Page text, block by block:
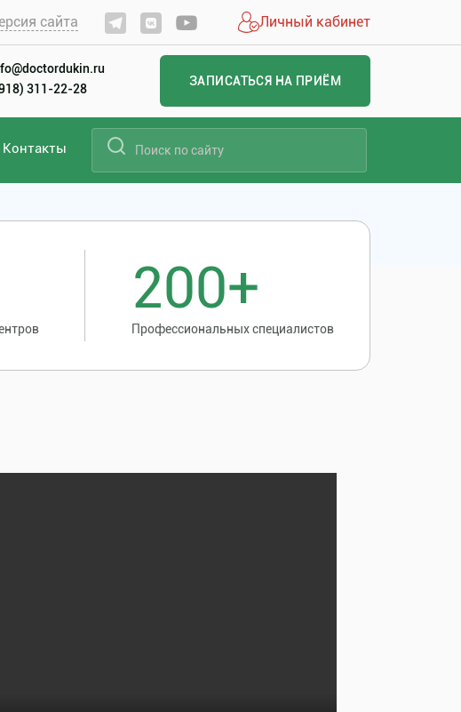
сайта Личный кабинет
311-22-28
ЗАПИСАТЬСЯ НА ПРИЁМ
Контакты
200+
Профессиональных специалистов